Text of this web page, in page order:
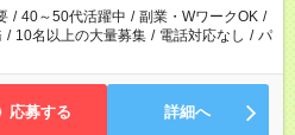
ます
/ 40～50代活躍中 / 副業・WワークOK /
/ 10名以上の大量募集 / 電話対応なし / パ
応募する 詳細へ